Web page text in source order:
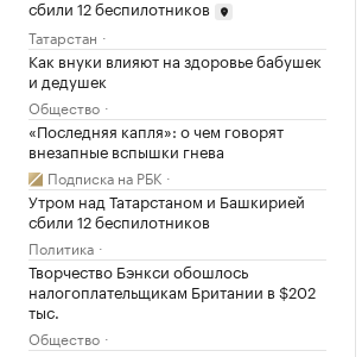
сбили 12 беспилотников
Татарстан
Как внуки влияют на здоровье бабушек
и дедушек
Общество
«Последняя капля»: о чем говорят
внезапные вспышки гнева
Подписка на РБК
Утром над Татарстаном и Башкирией
сбили 12 беспилотников
Политика
Творчество Бэнкси обошлось
налогоплательщикам Британии в $202
тыс.
Общество